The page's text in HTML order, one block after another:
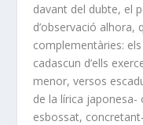
davant del dubte, el
d’observació alhora,
complementàries:
cadascun d’ells
menor, versos
de la lírica japonesa-
esbossat,